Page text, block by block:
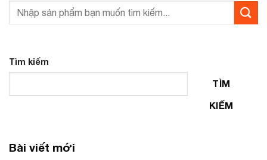
Tìm kiếm
TÌM
KIẾM
Bài viết mới